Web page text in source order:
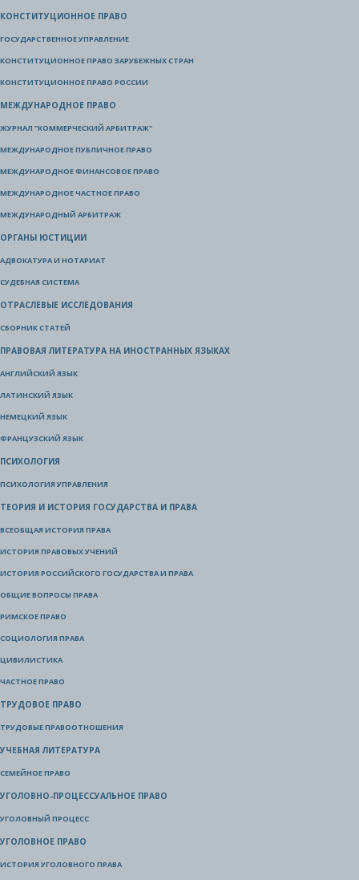
КОНСТИТУЦИОННОЕ ПРАВО
ГОСУДАРСТВЕННОЕ УПРАВЛЕНИЕ
КОНСТИТУЦИОННОЕ ПРАВО ЗАРУБЕЖНЫХ СТРАН
КОНСТИТУЦИОННОЕ ПРАВО РОССИИ
МЕЖДУНАРОДНОЕ ПРАВО
ЖУРНАЛ "КОММЕРЧЕСКИЙ АРБИТРАЖ"
МЕЖДУНАРОДНОЕ ПУБЛИЧНОЕ ПРАВО
МЕЖДУНАРОДНОЕ ФИНАНСОВОЕ ПРАВО
МЕЖДУНАРОДНОЕ ЧАСТНОЕ ПРАВО
МЕЖДУНАРОДНЫЙ АРБИТРАЖ
ОРГАНЫ ЮСТИЦИИ
АДВОКАТУРА И НОТАРИАТ
СУДЕБНАЯ СИСТЕМА
ОТРАСЛЕВЫЕ ИССЛЕДОВАНИЯ
СБОРНИК СТАТЕЙ
ПРАВОВАЯ ЛИТЕРАТУРА НА ИНОСТРАННЫХ ЯЗЫКАХ
АНГЛИЙСКИЙ ЯЗЫК
ЛАТИНСКИЙ ЯЗЫК
НЕМЕЦКИЙ ЯЗЫК
ФРАНЦУЗСКИЙ ЯЗЫК
ПСИХОЛОГИЯ
ПСИХОЛОГИЯ УПРАВЛЕНИЯ
ТЕОРИЯ И ИСТОРИЯ ГОСУДАРСТВА И ПРАВА
ВСЕОБЩАЯ ИСТОРИЯ ПРАВА
ИСТОРИЯ ПРАВОВЫХ УЧЕНИЙ
ИСТОРИЯ РОССИЙСКОГО ГОСУДАРСТВА И ПРАВА
ОБЩИЕ ВОПРОСЫ ПРАВА
РИМСКОЕ ПРАВО
СОЦИОЛОГИЯ ПРАВА
ЦИВИЛИСТИКА
ЧАСТНОЕ ПРАВО
ТРУДОВОЕ ПРАВО
ТРУДОВЫЕ ПРАВООТНОШЕНИЯ
УЧЕБНАЯ ЛИТЕРАТУРА
СЕМЕЙНОЕ ПРАВО
УГОЛОВНО-ПРОЦЕССУАЛЬНОЕ ПРАВО
УГОЛОВНЫЙ ПРОЦЕСС
УГОЛОВНОЕ ПРАВО
ИСТОРИЯ УГОЛОВНОГО ПРАВА